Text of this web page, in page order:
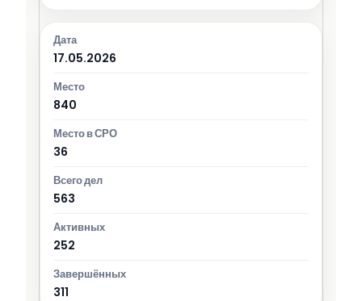
17.05.2026
840
36
563
252
311